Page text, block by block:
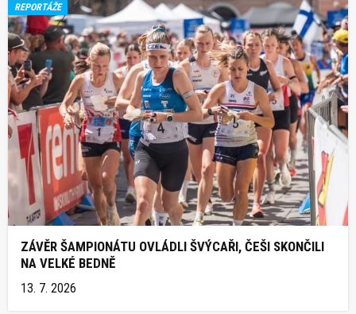
REPORTÁŽE
ZÁVĚR ŠAMPIONÁTU OVLÁDLI ŠVÝCAŘI, ČEŠI SKONČILI
NA VELKÉ BEDNĚ
13. 7. 2026